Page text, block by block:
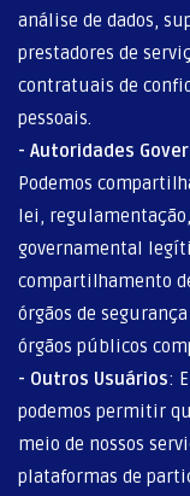
análise de dados,
prestadores de
contratuais de
pessoais.
- Autoridades
Podemos
lei,
governamental
compartilhamento
órgãos de
órgãos públicos
- Outros Usuários:
podemos permitir
meio de nossos
plataformas de